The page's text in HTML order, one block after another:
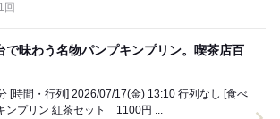
1回
で味わう名物パンプキンプリン。喫茶店百
たもの・値段] パンプキンプリン 紅茶セット 1100円 ...